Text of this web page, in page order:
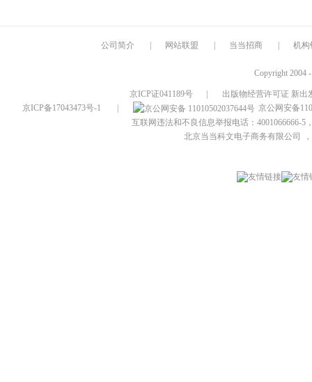
公司简介 网站联盟 当当招商 机构
Copyright 2004
京ICP证041189号
出版物经营许可证 新出
京ICP备17043473号-1
京公网安备
互联网违法和不良信息举报电话：4001066666-5
北京当当科文电子商务有限公司